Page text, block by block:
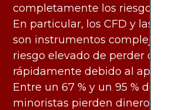
completamente los riesgos
En particular, los CFD y las
son instrumentos complejos y
riesgo elevado de perder dinero
rápidamente debido al
Entre un 67 % y un 95 % de los
minoristas pierden dinero al